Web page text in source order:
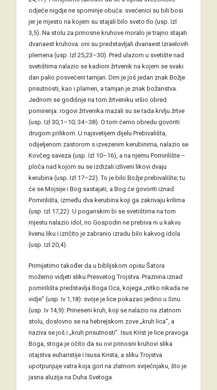
odjeće nigdje ne spominje obuća: svećenici su bili bosi
jer je mjesto na kojem su stajali bilo sveto tlo (usp. Izl
3,5). Na stolu za prinosne kruhove moralo je trajno stajati
dvanaest kruhova: oni su predstavljali dvanaest Izraelovih
plemena (usp. Izl 25,23–30). Pred ulazom u svetište nad
svetištima nalazio se kadioni žrtvenik na kojem se svaki
dan palio posvećeni tamjan. Dim je još jedan znak Božje
prisutnosti, kao i plamen, a tamjan je znak božanstva.
Jednom se godišnje na tom žrtveniku vršio obred
pomirenja: rogovi žrtvenika mazali su se tada krvlju žrtve
(usp. Izl 30,1–10; 34–38). O tom ćemo obredu govoriti
drugom prilikom. U najsvetijem dijelu Prebivališta,
odijeljenom zastorom s izvezenim kerubinima, nalazio se
Kovčeg saveza (usp. Izl 10–16), a na njemu Pomirilište –
ploča nad kojom su se izdizali izliveni likovi dvaju
kerubina (usp. Izl 17–22). To je bilo Božje prebivalište; tu
će se Mojsije i Bog sastajati, a Bog će govoriti iznad
Pomirilišta, između dva kerubina koji ga zakrivaju krilima
(usp. Izl 17,22). U poganskim bi se svetištima na tom
mjestu nalazio idol, no Gospodin ne prebiva ni u kakvu
livenu liku i izričito je zabranio izradu bilo kakvog idola
(usp. Izl 20,4).
Primijetimo također da u biblijskom opisu Šatora
možemo vidjeti sliku Presvetog Trojstva. Praznina iznad
pomirilišta predstavlja Boga Oca, kojega „nitko nikada ne
vidje” (usp. Iv 1,18): svoje je lice pokazao jedino u Sinu
(usp. Iv 14,9). Prineseni kruh, koji se nalazio na zlatnom
stolu, doslovno se na hebrejskom zove „kruh lica”, a
naziva se još i „kruh prisutnosti”. Isus Krist je lice pravoga
Boga, stoga je očito da su ovi prinosni kruhovi slika
otajstva euharistije i Isusa Krista, a sliku Trojstva
upotpunjuje vatra koja gori na zlatnom svijećnjaku, što je
jasna aluzija na Duha Svetoga.